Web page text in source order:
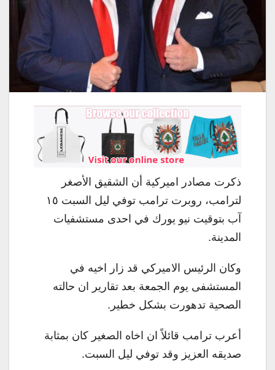
ذكرت مصادر اميركية أن الشقيق الأصغر
لترامب، روبرت ترامب توفي ليل السبت ١٥
آب بتوقيت نيو يورك في احدى مستشفيات
المدينة.
وكان الرئيس الاميركي قد زار اخيه في
المستشفى يوم الجمعة بعد تقارير ان حالته
الصحية تدهورت بشكل خطير.
أعرب ترامب قائلاً ان اخاه الصغير كان بمثابة
صديقه العزيز وقد توفي ليل السبت.